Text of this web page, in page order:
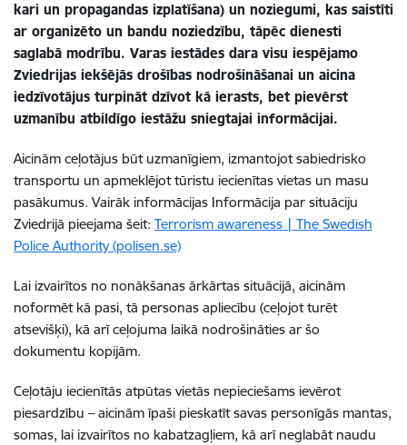
kari un propagandas izplatīšana) un noziegumi, kas saistīti
ar organizēto un bandu noziedzību, tāpēc dienesti
saglabā modrību. Varas iestādes dara visu iespējamo
Zviedrijas iekšējās drošības nodrošināšanai un aicina
iedzīvotājus turpināt dzīvot kā ierasts, bet pievērst
uzmanību atbildīgo iestāžu sniegtajai informācijai.
Aicinām ceļotājus būt uzmanīgiem, izmantojot sabiedrisko
transportu un apmeklējot tūristu iecienītas vietas un masu
pasākumus. Vairāk informācijas Informācija par situāciju
Zviedrijā pieejama šeit: Terrorism awareness | The Swedish
Police Authority (polisen.se)
Lai izvairītos no nonākšanas ārkārtas situācijā, aicinām
noformēt kā pasi, tā personas apliecību (ceļojot turēt
atsevišķi), kā arī ceļojuma laikā nodrošināties ar šo
dokumentu kopijām.
Ceļotāju iecienītās atpūtas vietās nepieciešams ievērot
piesardzību – aicinām īpaši pieskatīt savas personīgās mantas,
somas, lai izvairītos no kabatzagļiem, kā arī neglabāt naudu